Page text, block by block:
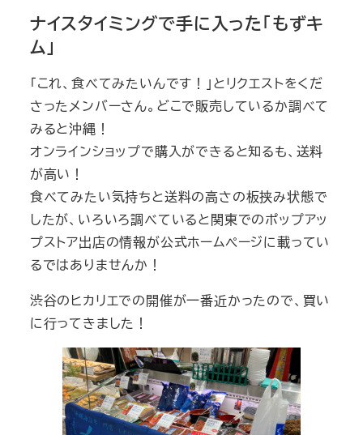
ナイスタイミングで手に入った「もずキ
ム」
「これ、食べてみたいんです！」とリクエストをくだ
さったメンバーさん。どこで販売しているか調べて
みると沖縄！
オンラインショップで購入ができると知るも、送料
が高い！
食べてみたい気持ちと送料の高さの板挟み状態で
したが、いろいろ調べていると関東でのポップアッ
プストア出店の情報が公式ホームページに載ってい
るではありませんか！
渋谷のヒカリエでの開催が一番近かったので、買い
に行ってきました！